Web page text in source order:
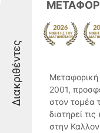
Διακριθέντες
Μεταφορική
2001,
στον τομέα
διατηρεί
στην